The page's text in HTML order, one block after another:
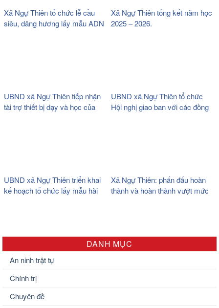
Xã Ngự Thiên tổ chức lễ cầu
siêu, dâng hương lấy mẫu ADN
Xã Ngự Thiên tổng kết năm học
2025 – 2026.
UBND xã Ngự Thiên tiếp nhận
tài trợ thiết bị dạy và học của
UBND xã Ngự Thiên tổ chức
Hội nghị giao ban với các đồng
UBND xã Ngự Thiên triển khai
kế hoạch tổ chức lấy mẫu hài
Xã Ngự Thiên: phấn đấu hoàn
thành và hoàn thành vượt mức
DANH MỤC
An ninh trật tự
Chính trị
Chuyên đề